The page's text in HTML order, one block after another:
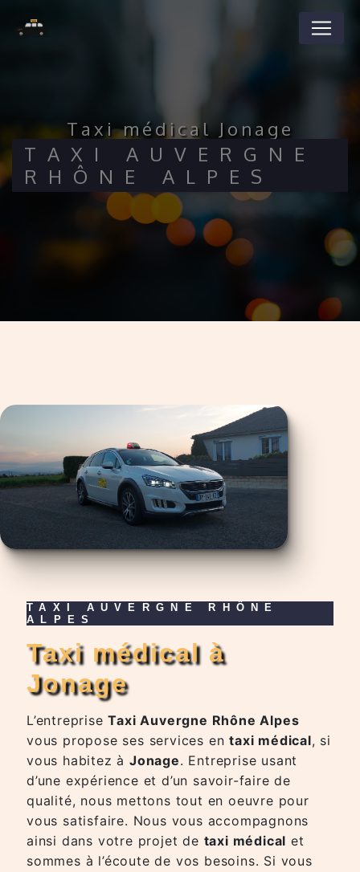
taxi médical Jonage
TAXI AUVERGNE
RHÔNE ALPES
TAXI AUVERGNE RHÔNE
ALPES
taxi médical à
Jonage
L’entrepriseTaxi Auvergne Rhône Alpes
vous propose ses services entaxi médical, si
vous habitez àJonage. Entreprise usant
d’une expérience et d’un savoir-faire de
qualité, nous mettons tout en oeuvre pour
vous satisfaire. Nous vous accompagnons
ainsi dans votre projet de taxi médical et
sommes à l’écoute de vos besoins. Si vous